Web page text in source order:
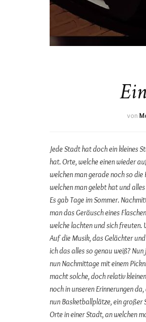
von
Jede Stadt hat doch ein kleines
hat. Orte, welche einen wieder
welchen man gerade noch so
welchen man gelebt hat und
Es gab Tage im Sommer.
man das Geräusch eines
welche lachten und sich freuten.
Auf die Musik, das Gelächter
ich das alles so genau weiß?
nun Nachmittage mit einem
macht solche, doch relativ
noch in unseren Erinnerungen
nun Basketballplätze, ein großer
Orte in einer Stadt, an welchen